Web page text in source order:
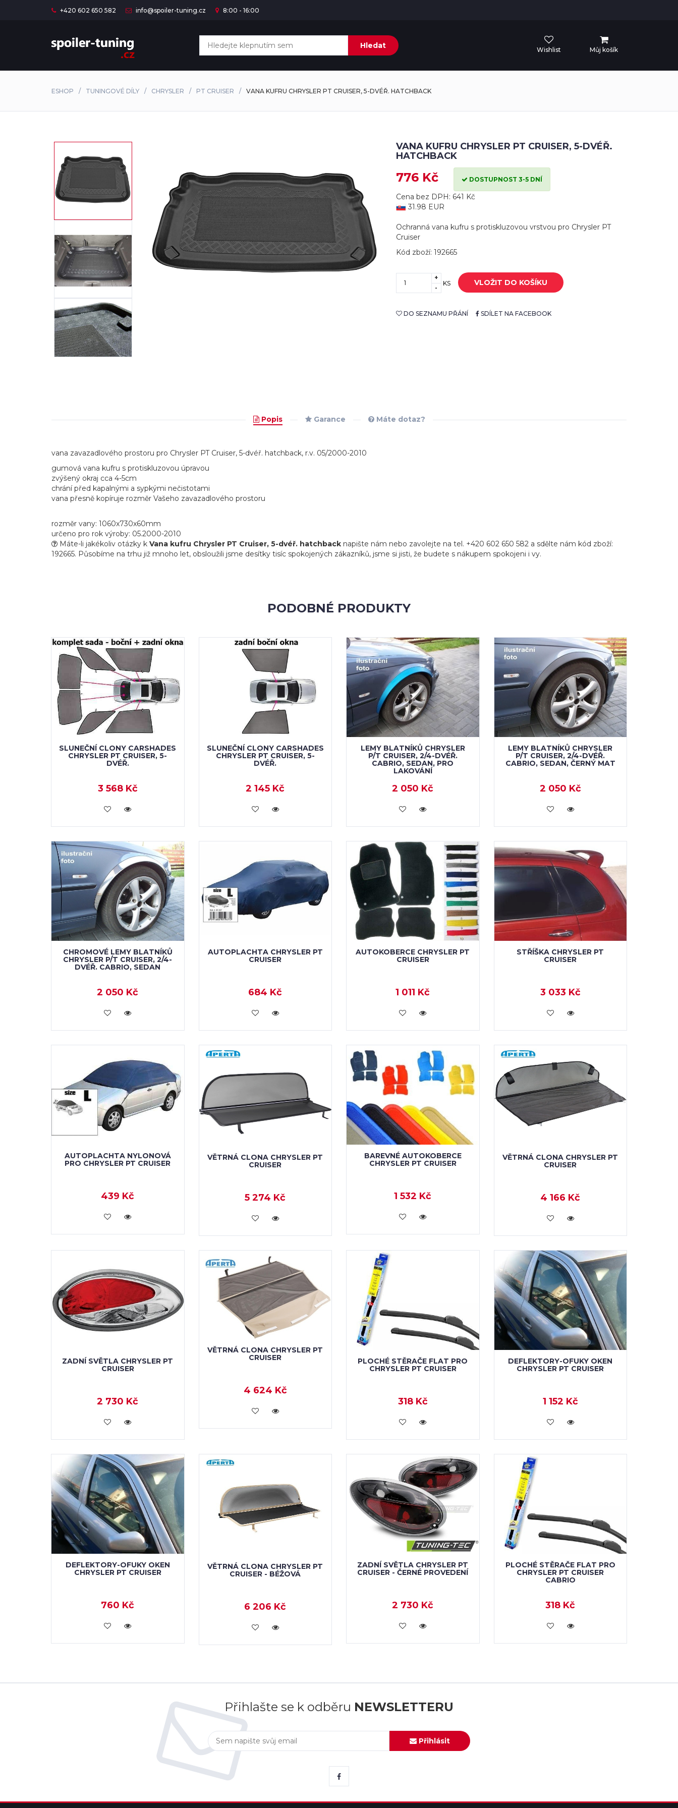
+420 602 650 582 info@spoiler-tuning.cz 8:00 - 16:00
Hledat Wishlist Můj košík
ESHOP TUNINGOVÉ DÍLY CHRYSLER PT CRUISER VANA KUFRU CHRYSLER PT CRUISER, 5-DVÉŘ. HATCHBACK
VANA KUFRU CHRYSLER PT CRUISER, 5-DVÉŘ.
HATCHBACK
776 Kč DOSTUPNOST 3-5 DNÍ
Cena bez DPH: 641 Kč
31.98 EUR
Ochranná vana kufru s protiskluzovou vrstvou pro Chrysler PT
Cruiser
Kód zboží: 192665
+
-
KS VLOŽIT DO KOŠÍKU
DO SEZNAMU PŘÁNÍ SDÍLET NA FACEBOOK
Popis Garance Máte dotaz?
vana zavazadlového prostoru pro Chrysler PT Cruiser, 5-dvéř. hatchback, r.v. 05/2000-2010
gumová vana kufru s protiskluzovou úpravou
zvýšený okraj cca 4-5cm
chrání před kapalnými a sypkými nečistotami
vana přesně kopíruje rozměr Vašeho zavazadlového prostoru
rozměr vany: 1060x730x60mm
určeno pro rok výroby: 05.2000-2010
Máte-li jakékoliv otázky k Vana kufru Chrysler PT Cruiser, 5-dvéř. hatchback napište nám nebo zavolejte na tel. +420 602 650 582 a sdělte nám kód zboží:
192665. Působíme na trhu již mnoho let, obsloužili jsme desítky tisíc spokojených zákazníků, jsme si jisti, že budete s nákupem spokojeni i vy.
PODOBNÉ PRODUKTY
SLUNEČNÍ CLONY CARSHADES
CHRYSLER PT CRUISER, 5-
DVÉŘ.
3 568 Kč
KOUPIT
SLUNEČNÍ CLONY CARSHADES
CHRYSLER PT CRUISER, 5-
DVÉŘ.
2 145 Kč
KOUPIT
LEMY BLATNÍKŮ CHRYSLER
P/T CRUISER, 2/4-DVÉŘ.
CABRIO, SEDAN, PRO
LAKOVÁNÍ
2 050 Kč
KOUPIT
LEMY BLATNÍKŮ CHRYSLER
P/T CRUISER, 2/4-DVÉŘ.
CABRIO, SEDAN, ČERNÝ MAT
2 050 Kč
KOUPIT
CHROMOVÉ LEMY BLATNÍKŮ
CHRYSLER P/T CRUISER, 2/4-
DVÉŘ. CABRIO, SEDAN
2 050 Kč
KOUPIT
AUTOPLACHTA CHRYSLER PT
CRUISER
684 Kč
KOUPIT
AUTOKOBERCE CHRYSLER PT
CRUISER
1 011 Kč
KOUPIT
STŘÍŠKA CHRYSLER PT
CRUISER
3 033 Kč
KOUPIT
AUTOPLACHTA NYLONOVÁ
PRO CHRYSLER PT CRUISER
439 Kč
KOUPIT
VĚTRNÁ CLONA CHRYSLER PT
CRUISER
5 274 Kč
KOUPIT
BAREVNÉ AUTOKOBERCE
CHRYSLER PT CRUISER
1 532 Kč
KOUPIT
VĚTRNÁ CLONA CHRYSLER PT
CRUISER
4 166 Kč
KOUPIT
ZADNÍ SVĚTLA CHRYSLER PT
CRUISER
2 730 Kč
KOUPIT
VĚTRNÁ CLONA CHRYSLER PT
CRUISER
4 624 Kč
KOUPIT
PLOCHÉ STĚRAČE FLAT PRO
CHRYSLER PT CRUISER
318 Kč
KOUPIT
DEFLEKTORY-OFUKY OKEN
CHRYSLER PT CRUISER
1 152 Kč
KOUPIT
DEFLEKTORY-OFUKY OKEN
CHRYSLER PT CRUISER
760 Kč
KOUPIT
VĚTRNÁ CLONA CHRYSLER PT
CRUISER - BÉŽOVÁ
6 206 Kč
KOUPIT
ZADNÍ SVĚTLA CHRYSLER PT
CRUISER - ČERNÉ PROVEDENÍ
2 730 Kč
KOUPIT
PLOCHÉ STĚRAČE FLAT PRO
CHRYSLER PT CRUISER
CABRIO
318 Kč
KOUPIT
Přihlašte se k odběru NEWSLETTERU
Přihlásit